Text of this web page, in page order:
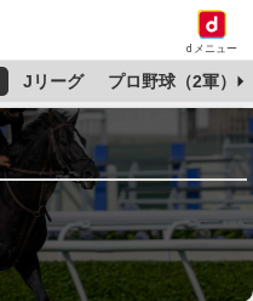
dメニュー
Jリーグ プロ野球（2軍）